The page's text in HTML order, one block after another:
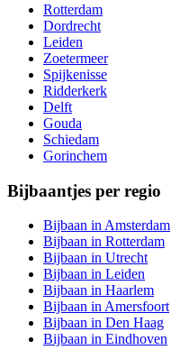
Rotterdam
Dordrecht
Leiden
Zoetermeer
Spijkenisse
Ridderkerk
Delft
Gouda
Schiedam
Gorinchem
Bijbaantjes per regio
Bijbaan in Amsterdam
Bijbaan in Rotterdam
Bijbaan in Utrecht
Bijbaan in Leiden
Bijbaan in Haarlem
Bijbaan in Amersfoort
Bijbaan in Den Haag
Bijbaan in Eindhoven